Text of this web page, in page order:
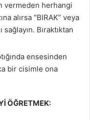
vermeden herhangi
alırsa “BIRAK” veya
sağlayın. Bıraktıktan
ensesinden
bir cisimle ona
ÖĞRETMEK: